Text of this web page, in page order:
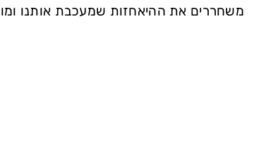
משחררים את ההיאחזות שמעכבת אותנו